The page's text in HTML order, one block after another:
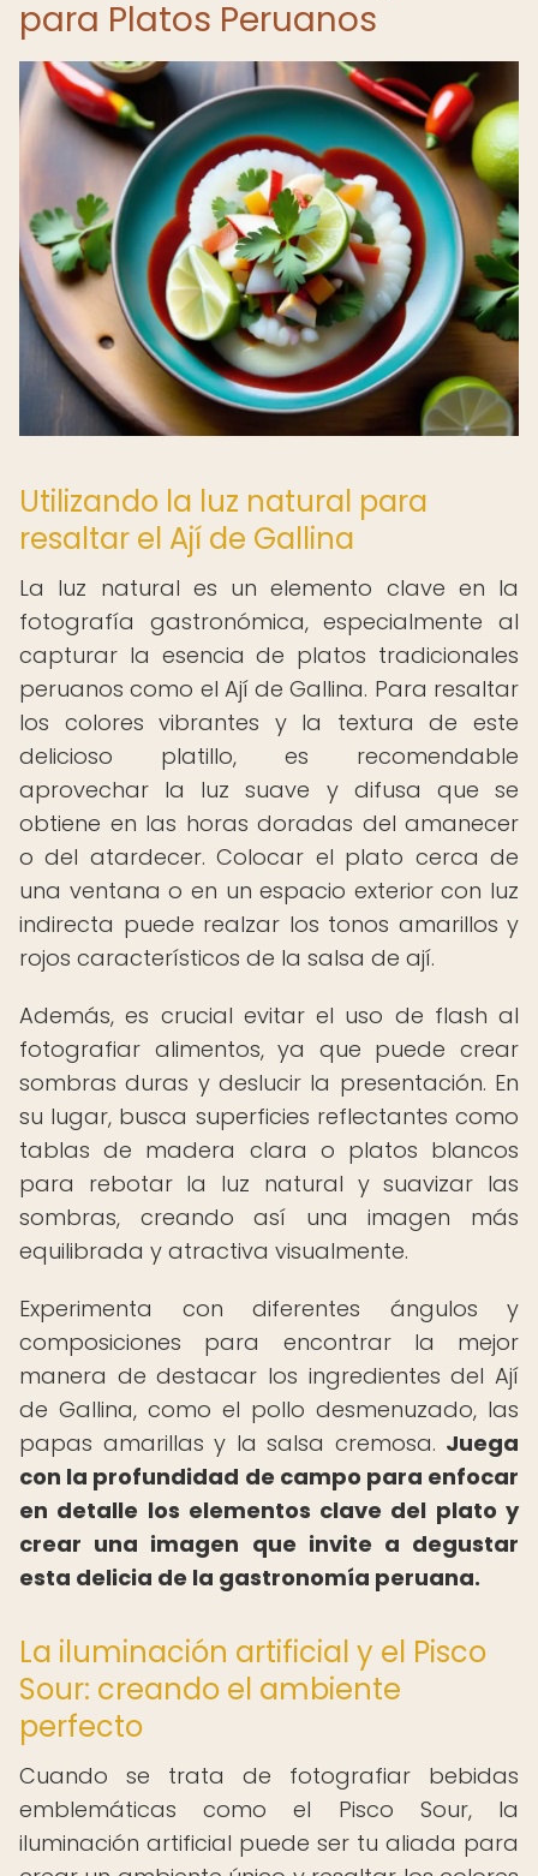
para Platos Peruanos
Utilizando la luz natural para
resaltar el Ají de Gallina
La luz natural es un elemento clave en la
fotografía gastronómica, especialmente al
capturar la esencia de platos tradicionales
peruanos como el Ají de Gallina. Para resaltar
los colores vibrantes y la textura de este
delicioso platillo, es recomendable
aprovechar la luz suave y difusa que se
obtiene en las horas doradas del amanecer
o del atardecer. Colocar el plato cerca de
una ventana o en un espacio exterior con luz
indirecta puede realzar los tonos amarillos y
rojos característicos de la salsa de ají.
Además, es crucial evitar el uso de flash al
fotografiar alimentos, ya que puede crear
sombras duras y deslucir la presentación. En
su lugar, busca superficies reflectantes como
tablas de madera clara o platos blancos
para rebotar la luz natural y suavizar las
sombras, creando así una imagen más
equilibrada y atractiva visualmente.
Experimenta con diferentes ángulos y
composiciones para encontrar la mejor
manera de destacar los ingredientes del Ají
de Gallina, como el pollo desmenuzado, las
papas amarillas y la salsa cremosa. Juega
con la profundidad de campo para enfocar
en detalle los elementos clave del plato y
crear una imagen que invite a degustar
esta delicia de la gastronomía peruana.
La iluminación artificial y el Pisco
Sour: creando el ambiente
perfecto
Cuando se trata de fotografiar bebidas
emblemáticas como el Pisco Sour, la
iluminación artificial puede ser tu aliada para